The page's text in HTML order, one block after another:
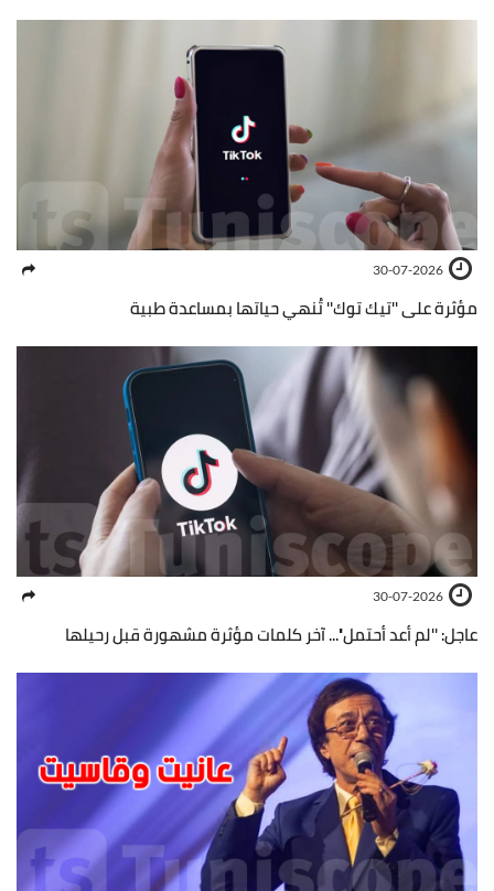
30-07-2026
مؤثرة على ''تيك توك'' تُنهي حياتها بمساعدة طبية
30-07-2026
عاجل: ''لم أعد أحتمل''... آخر كلمات مؤثرة مشهورة قبل رحيلها